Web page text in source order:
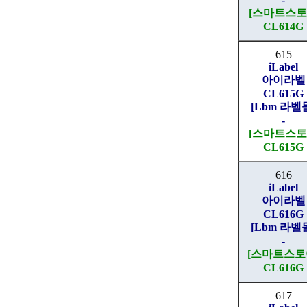
[스마트스
CL614G
615
iLabel
아이라벨
CL615G
[Lbm 라벨
-
[스마트스
CL615G
616
iLabel
아이라벨
CL616G
[Lbm 라벨
-
[스마트스
CL616G
617